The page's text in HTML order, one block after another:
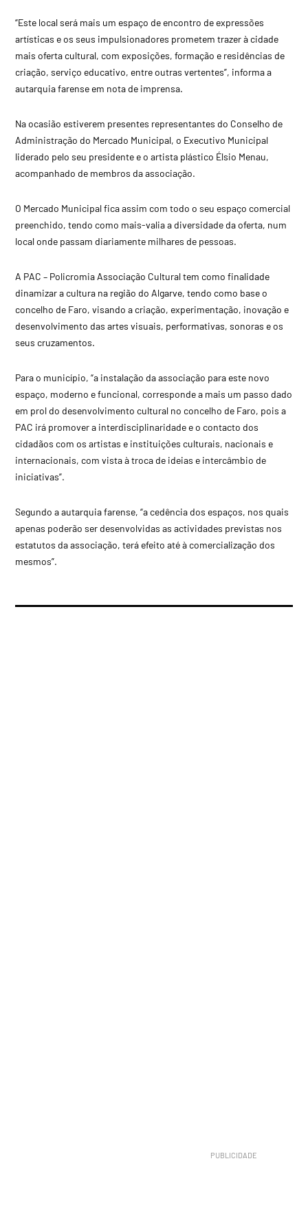
“Este local será mais um espaço de encontro de expressões
artísticas e os seus impulsionadores prometem trazer à cidade
mais oferta cultural, com exposições, formação e residências de
criação, serviço educativo, entre outras vertentes”, informa a
autarquia farense em nota de imprensa.
Na ocasião estiverem presentes representantes do Conselho de
Administração do Mercado Municipal, o Executivo Municipal
liderado pelo seu presidente e o artista plástico Élsio Menau,
acompanhado de membros da associação.
O Mercado Municipal fica assim com todo o seu espaço comercial
preenchido, tendo como mais-valia a diversidade da oferta, num
local onde passam diariamente milhares de pessoas.
A PAC – Policromia Associação Cultural tem como finalidade
dinamizar a cultura na região do Algarve, tendo como base o
concelho de Faro, visando a criação, experimentação, inovação e
desenvolvimento das artes visuais, performativas, sonoras e os
seus cruzamentos.
Para o município, “a instalação da associação para este novo
espaço, moderno e funcional, corresponde a mais um passo dado
em prol do desenvolvimento cultural no concelho de Faro, pois a
PAC irá promover a interdisciplinaridade e o contacto dos
cidadãos com os artistas e instituições culturais, nacionais e
internacionais, com vista à troca de ideias e intercâmbio de
iniciativas”.
Segundo a autarquia farense, “a cedência dos espaços, nos quais
apenas poderão ser desenvolvidas as actividades previstas nos
estatutos da associação, terá efeito até à comercialização dos
mesmos”.